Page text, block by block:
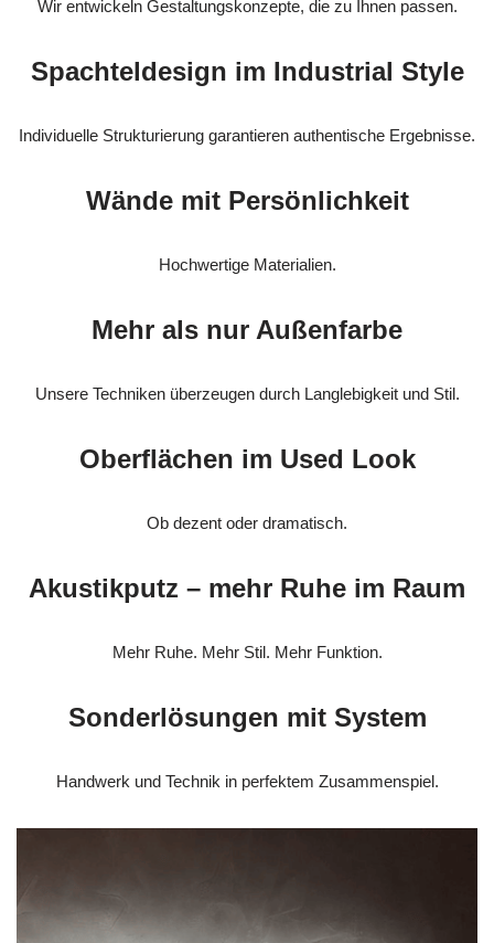
Wir entwickeln Gestaltungskonzepte, die zu Ihnen passen.
Spachteldesign im Industrial Style
Individuelle Strukturierung garantieren authentische Ergebnisse.
Wände mit Persönlichkeit
Hochwertige Materialien.
Mehr als nur Außenfarbe
Unsere Techniken überzeugen durch Langlebigkeit und Stil.
Oberflächen im Used Look
Ob dezent oder dramatisch.
Akustikputz – mehr Ruhe im Raum
Mehr Ruhe. Mehr Stil. Mehr Funktion.
Sonderlösungen mit System
Handwerk und Technik in perfektem Zusammenspiel.